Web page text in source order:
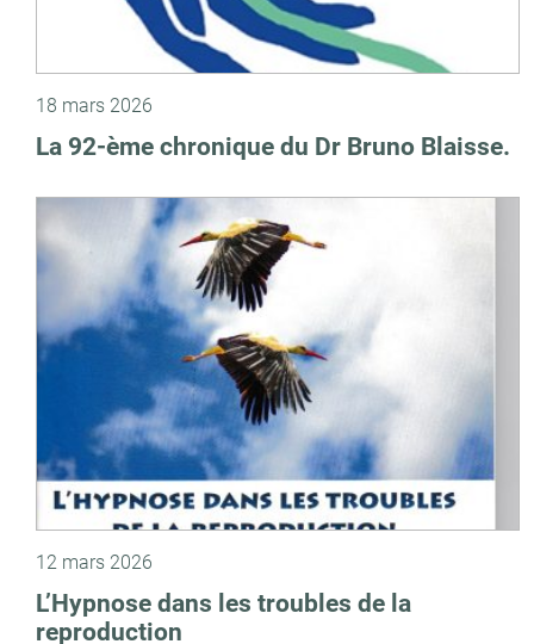
18 mars 2026
La 92-ème chronique du Dr Bruno Blaisse.
12 mars 2026
L’Hypnose dans les troubles de la
reproduction